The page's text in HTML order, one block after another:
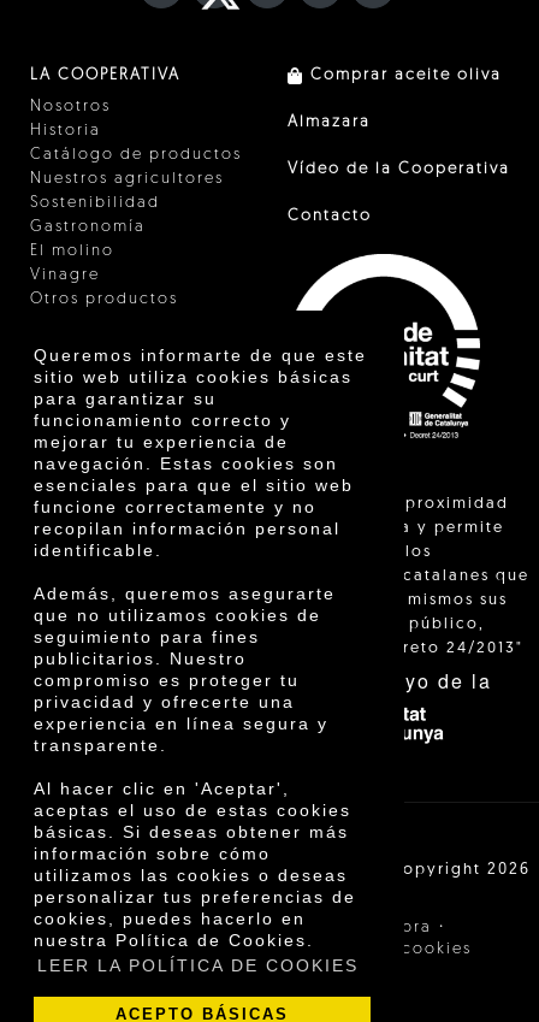
Queremos informarte de que este
sitio web utiliza cookies básicas
para garantizar su
funcionamiento correcto y
mejorar tu experiencia de
navegación. Estas cookies son
esenciales para que el sitio web
funcione correctamente y no
recopilan información personal
identificable.
Además, queremos asegurarte
que no utilizamos cookies de
seguimiento para fines
publicitarios. Nuestro
compromiso es proteger tu
privacidad y ofrecerte una
experiencia en línea segura y
transparente.
Al hacer clic en 'Aceptar',
aceptas el uso de estas cookies
básicas. Si deseas obtener más
información sobre cómo
utilizamos las cookies o deseas
personalizar tus preferencias de
cookies, puedes hacerlo en
nuestra Política de Cookies.
LEER LA POLÍTICA DE COOKIES
ACEPTO BÁSICAS
LA COOPERATIVA
Nosotros
Historia
Catálogo de productos
Nuestros agricultores
Sostenibilidad
Gastronomía
El molino
Vinagre
Otros productos
Premios
Innovación
Comprar aceite oliva
Almazara
Vídeo de la Cooperativa
Contacto
"La venta de proximidad
está regulada y permite
identificar a los
agricultores catalanes que
venden ellos mismos sus
productos al público,
según el Decreto 24/2013"
Con el apoyo de la
Cooperativa Agrícola de Cambrils SCCL | Copyright 2026
Aviso legal· Condiciones de compra ·
Política de privacidad · Política de cookies